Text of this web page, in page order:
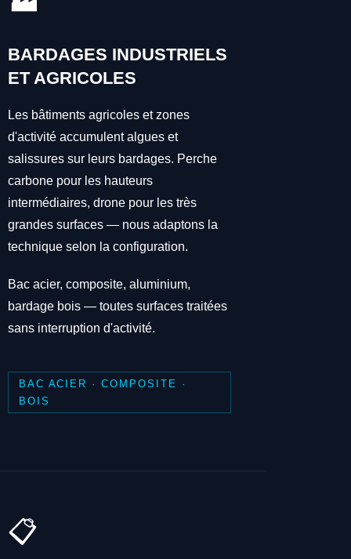
BARDAGES INDUSTRIELS
ET AGRICOLES
Les bâtiments agricoles et zones
d'activité accumulent algues et
salissures sur leurs bardages. Perche
carbone pour les hauteurs
intermédiaires, drone pour les très
grandes surfaces — nous adaptons la
technique selon la configuration.
Bac acier, composite, aluminium,
bardage bois — toutes surfaces traitées
sans interruption d'activité.
BAC ACIER · COMPOSITE ·
BOIS
📋